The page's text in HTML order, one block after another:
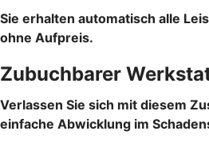
Sie erhalten automatisch alle
ohne Aufpreis.
Zubuchbarer
Verlassen Sie sich mit diesem
einfache Abwicklung im